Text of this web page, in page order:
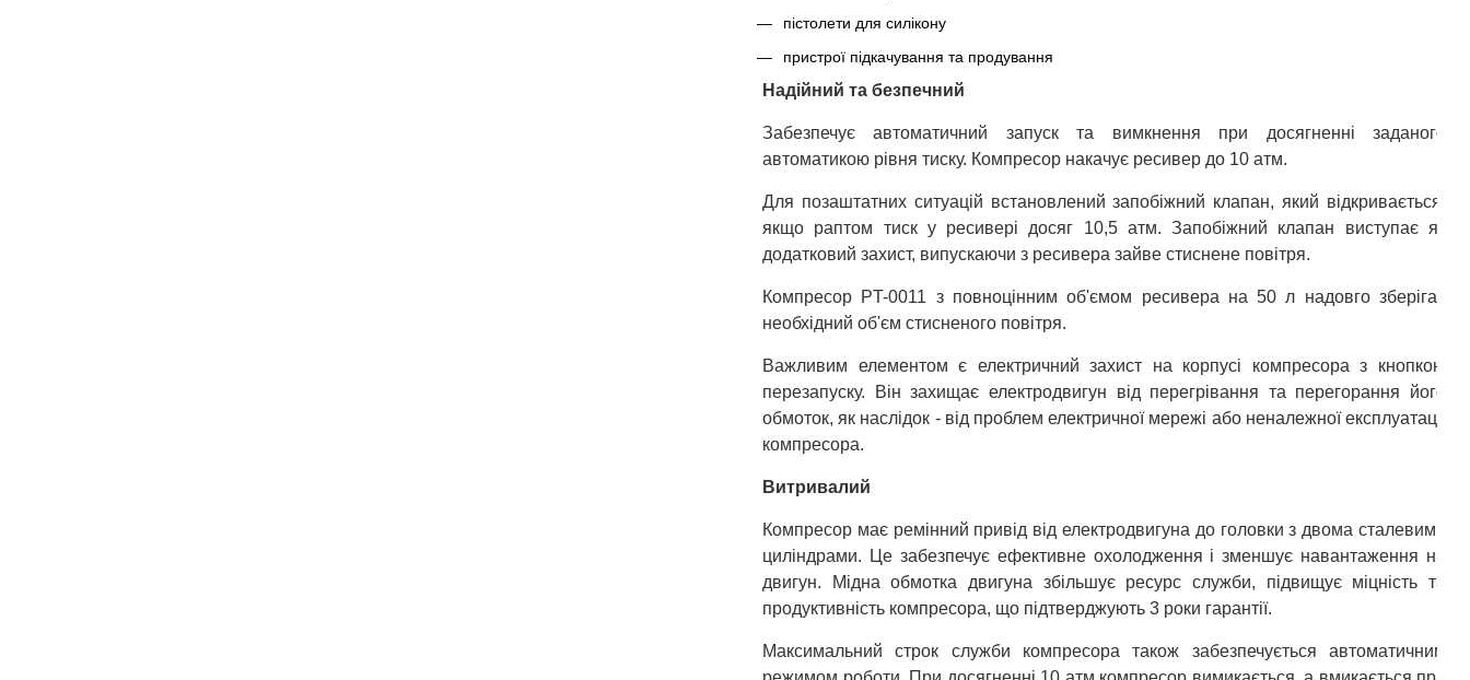
пістолети для силікону
пристрої підкачування та продування
Надійний та безпечний
Забезпечує автоматичний запуск та вимкнення при досягненні заданого
автоматикою рівня тиску. Компресор накачує ресивер до 10 атм.
Для позаштатних ситуацій встановлений запобіжний клапан, який відкривається,
якщо раптом тиск у ресивері досяг 10,5 атм. Запобіжний клапан виступає як
додатковий захист, випускаючи з ресивера зайве стиснене повітря.
Компресор PT-0011 з повноцінним об'ємом ресивера на 50 л надовго зберігає
необхідний об'єм стисненого повітря.
Важливим елементом є електричний захист на корпусі компресора з кнопкою
перезапуску. Він захищає електродвигун від перегрівання та перегорання його
обмоток, як наслідок - від проблем електричної мережі або неналежної експлуатації
компресора.
Витривалий
Компресор має ремінний привід від електродвигуна до головки з двома сталевими
циліндрами. Це забезпечує ефективне охолодження і зменшує навантаження на
двигун. Мідна обмотка двигуна збільшує ресурс служби, підвищує міцність та
продуктивність компресора, що підтверджують 3 роки гарантії.
Максимальний строк служби компресора також забезпечується автоматичним